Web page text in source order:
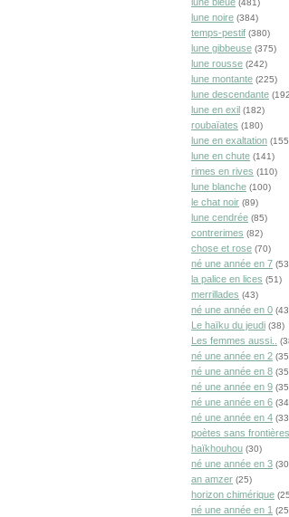
(481)
lune noire (384)
temps-pestif (380)
lune gibbeuse (375)
lune rousse (242)
lune montante (225)
lune descendante
lune en exil (182)
roubaïates (180)
lune en exaltation
lune en chute (141)
rimes en rives (110)
lune blanche (100)
le chat noir (89)
lune cendrée (85)
contrerimes (82)
chose et rose (70)
né une année en 7
la palice en lices (51)
merrillades (43)
né une année en 0
Le haïku du jeudi (38)
Les femmes aussi..
né une année en 2
né une année en 8
né une année en 9
né une année en 6
né une année en 4
poètes sans frontières
haïkhouhou (30)
né une année en 3
an amzer (25)
horizon chimérique
né une année en 1